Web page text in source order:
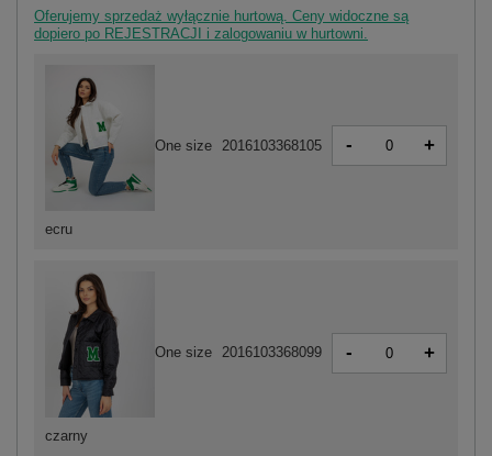
Oferujemy sprzedaż wyłącznie hurtową. Ceny widoczne są
dopiero po REJESTRACJI i zalogowaniu w hurtowni.
ecru
One size 2016103368105 - +
czarny
One size 2016103368099 - +